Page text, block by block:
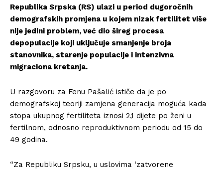
Republika Srpska (RS) ulazi u period dugoročnih
demografskih promjena u kojem nizak fertilitet više
nije jedini problem, već dio šireg procesa
depopulacije koji uključuje smanjenje broja
stanovnika, starenje populacije i intenzivna
migraciona kretanja.
U razgovoru za Fenu Pašalić ističe da je po
demografskoj teoriji zamjena generacija moguća kada
stopa ukupnog fertiliteta iznosi 2,1 dijete po ženi u
fertilnom, odnosno reproduktivnom periodu od 15 do
49 godina.
“Za Republiku Srpsku, u uslovima ‘zatvorene